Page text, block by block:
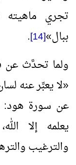
تجري
ببال»
[14]
.
ولما تحدَّث عن
«لا يعبِّر عنه
عن سورة هود:
يعلمه إلا
والترغيب